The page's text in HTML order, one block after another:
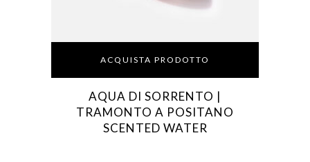
ACQUISTA PRODOTTO
AQUA DI SORRENTO |
TRAMONTO A POSITANO
SCENTED WATER